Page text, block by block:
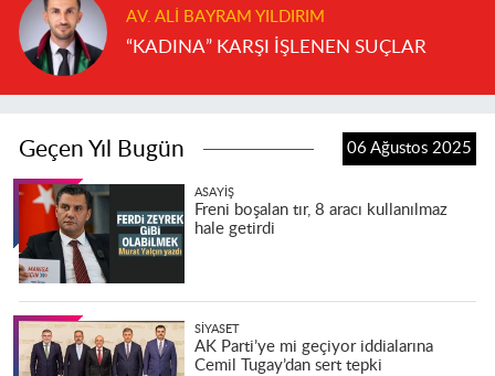
AV. ALI BAYRAM YILDIRIM
“KADINA” KARŞI İŞLENEN SUÇLAR
Geçen Yıl Bugün 06 Ağustos 2025
ASAYIŞ
Freni boşalan tır, 8 aracı kullanılmaz
hale getirdi
SIYASET
AK Parti’ye mi geçiyor iddialarına
Cemil Tugay’dan sert tepki